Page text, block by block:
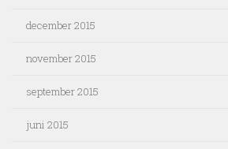
december 2015
november 2015
september 2015
juni 2015